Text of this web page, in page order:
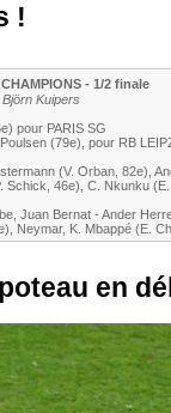
!
- 1/2 finale
Kuipers
pour PARIS SG
(79e) , pour RB
(V. Orban , 82e)
Schick , 46e) C. Nkunku (
Juan Bernat - Ander
Neymar, K. Mbappé (E.
en